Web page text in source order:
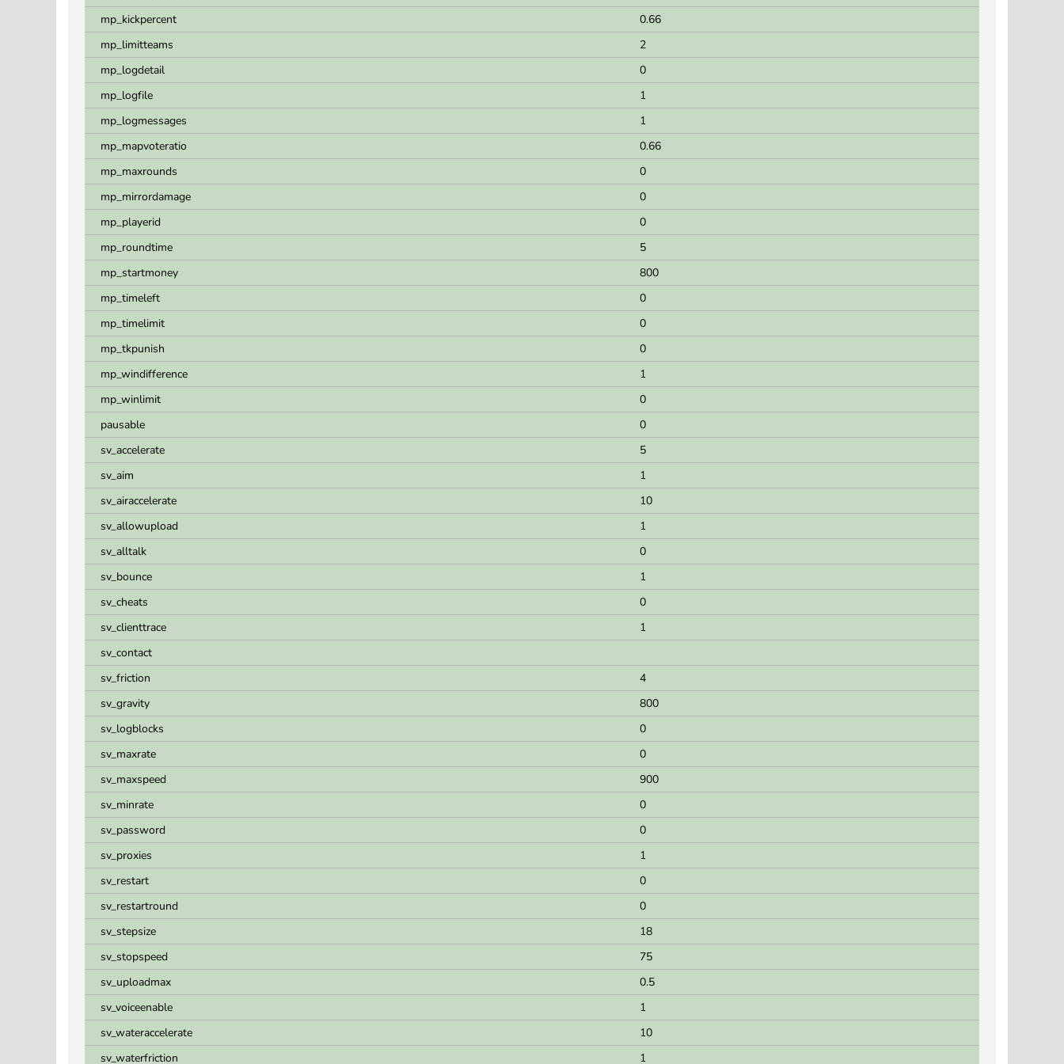
mp_kickpercent
0.66
mp_limitteams
2
mp_logdetail
0
mp_logfile
1
mp_logmessages
1
mp_mapvoteratio
0.66
mp_maxrounds
0
mp_mirrordamage
0
mp_playerid
0
mp_roundtime
5
mp_startmoney
800
mp_timeleft
0
mp_timelimit
0
mp_tkpunish
0
mp_windifference
1
mp_winlimit
0
pausable
0
sv_accelerate
5
sv_aim
1
sv_airaccelerate
10
sv_allowupload
1
sv_alltalk
0
sv_bounce
1
sv_cheats
0
sv_clienttrace
1
sv_contact
sv_friction
4
sv_gravity
800
sv_logblocks
0
sv_maxrate
0
sv_maxspeed
900
sv_minrate
0
sv_password
0
sv_proxies
1
sv_restart
0
sv_restartround
0
sv_stepsize
18
sv_stopspeed
75
sv_uploadmax
0.5
sv_voiceenable
1
sv_wateraccelerate
10
sv_waterfriction
1